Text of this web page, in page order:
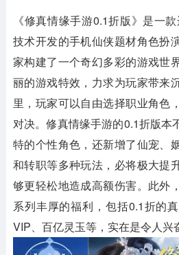
《修真情缘手游0.1折版》是一
技术开发的手机仙侠题材角色扮
家构建了一个奇幻多彩的游戏世
丽的游戏特效，力求为玩家带来
里，玩家可以自由选择职业角色
对决。修真情缘手游的0.1折版本
特的个性角色，还新增了仙宠、
和转职等多种玩法，必将极大提
够更轻松地造成高额伤害。此外
系列丰厚的福利，包括0.1折的
VIP、百亿灵玉等，实在是令人兴